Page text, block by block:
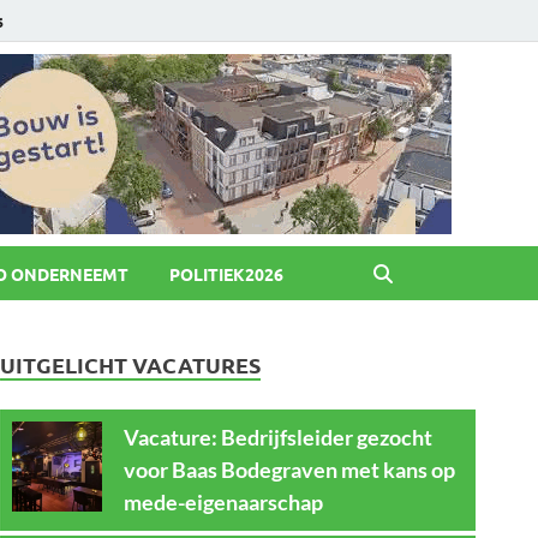
ONDERNEEMT POLITIEK2026
UITGELICHT VACATURES
Vacature: Bedrijfsleider gezocht
voor Baas Bodegraven met kans op
mede-eigenaarschap